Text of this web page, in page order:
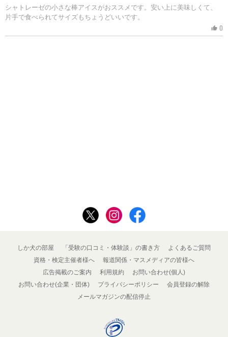
シャトレーゼの小さな棒アイスがおススメです。安い上に美味しくて、
片手で食べられてサイズもちょうどいいです。
thumb_up 0
しか犬の部屋 「受験の口コミ・体験談」の書き方
よくあるご質問
資格・検定主催者様へ
報道関係・マスメディアの皆様へ
広告掲載のご案内
利用規約
お問い合わせ(個人)
お問い合わせ(企業・団体)
プライバシーポリシー
会員登録の解除
メールマガジンの配信停止